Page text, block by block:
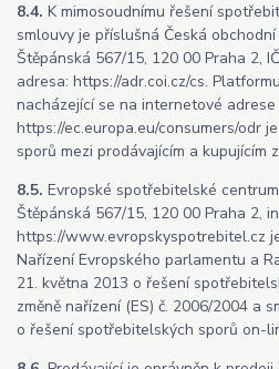
8.4. K mimosoudnímu řešení
smlouvy je příslušná Česká
Štěpánská 567/15, 120 00 Praha 2,
adresa: https://adr.coi.cz/cs.
nacházející se na internetové adrese
https://ec.europa.eu/consumers/odr
sporů mezi prodávajícím a kupujícím
8.5. Evropské spotřebitelské
Štěpánská 567/15, 120 00 Praha 2,
https://www.evropskyspotrebitel.cz
Nařízení Evropského parlamentu a
21. května 2013 o řešení
změně nařízení (ES) č. 2006/2004 a
o řešení spotřebitelských sporů on-